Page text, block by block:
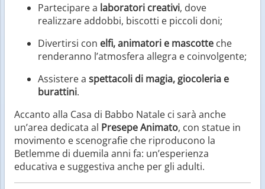
Partecipare a laboratori creativi, dove
realizzare addobbi, biscotti e piccoli doni;
Divertirsi con elfi, animatori e mascotte che
renderanno l’atmosfera allegra e coinvolgente;
Assistere a spettacoli di magia, giocoleria e
burattini.
Accanto alla Casa di Babbo Natale ci sarà anche
un’area dedicata al Presepe Animato, con statue in
movimento e scenografie che riproducono la
Betlemme di duemila anni fa: un’esperienza
educativa e suggestiva anche per gli adulti.